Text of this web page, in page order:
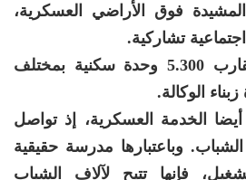
المشيدة فوق الأراضي العسكرية،
تشاركية.
وتم أيضا عرض ما يقارب 5.300 وحدة سكنية بمختلف
الوكالة.
الخدمة العسكرية، إذ تواصل
وباعتبارها مدرسة حقيقية
فإنها تتيح لآلاف الشباب